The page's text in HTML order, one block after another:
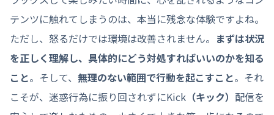
テンツに触れてしまうのは、本当に残念な体験ですよね。
ただし、怒るだけでは環境は改善されません。 まずは状況
を正しく理解し、具体的にどう対処すればいいのかを知る
こと。そして、 無理のない範囲で行動を起こすこと。それ
こそが、迷惑行為に振り回されずにKick （キック） 配信を